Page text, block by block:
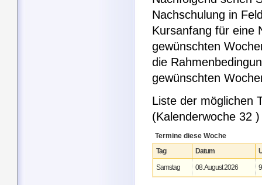
Nachschulung in
Kursanfang für eine
gewünschten
die
gewünschten
Liste der möglichen
(Kalenderwoche 32 )
Termine diese Woche
Tag
Datum
Samstag
08. August 2026